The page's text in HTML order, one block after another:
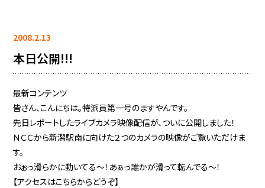
2008.2.13
本日公開!!!
最新コンテンツ
皆さん、こんにちは。特派員第一号のますやんです。
先日レポートしたライブカメラ映像配信が、ついに公開しました！
ＮＣＣから新潟駅南に向けた２つのカメラの映像がご覧いただけま
す。
おぉっ滑らかに動いてる〜！あぁっ誰かが滑って転んでる〜！
【アクセスはこちらからどうぞ】